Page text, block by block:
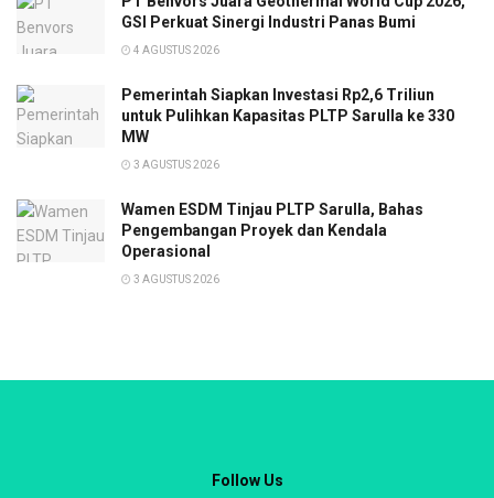
GSI Perkuat Sinergi Industri Panas Bumi
4 AGUSTUS 2026
Pemerintah Siapkan Investasi Rp2,6 Triliun
untuk Pulihkan Kapasitas PLTP Sarulla ke 330
MW
3 AGUSTUS 2026
Wamen ESDM Tinjau PLTP Sarulla, Bahas
Pengembangan Proyek dan Kendala
Operasional
3 AGUSTUS 2026
Follow Us